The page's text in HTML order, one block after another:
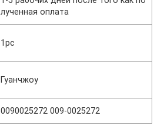
лученная оплата
1pc
Гуанчжоу
0090025272 009-0025272